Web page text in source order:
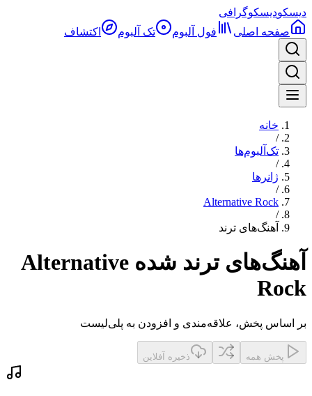
دیسکودیسکوگرافی
صفحه اصلی
فول آلبوم‌ تک آلبوم اکتشاف
خانه
/
تک‌آلبوم‌ها
/
ژانرها
/
Alternative Rock
/
آهنگ‌های ترند
آهنگ‌های ترند شده Alternative
Rock
بر اساس پخش، علاقه‌مندی و افزودن به پلی‌لیست
پخش همه ذخیره آفلاین